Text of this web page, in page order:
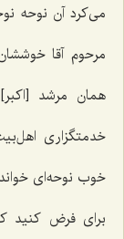
می‌کرد آن نوحه
مرحوم آقا
همان مرشد
خدمتگزاری
خوب نوحه‌ای